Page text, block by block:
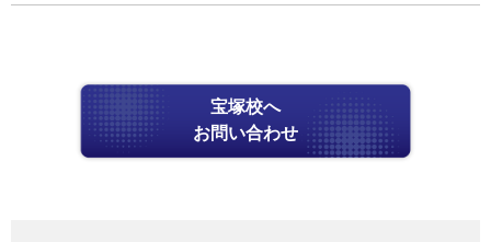
宝塚校へ
お問い合わせ